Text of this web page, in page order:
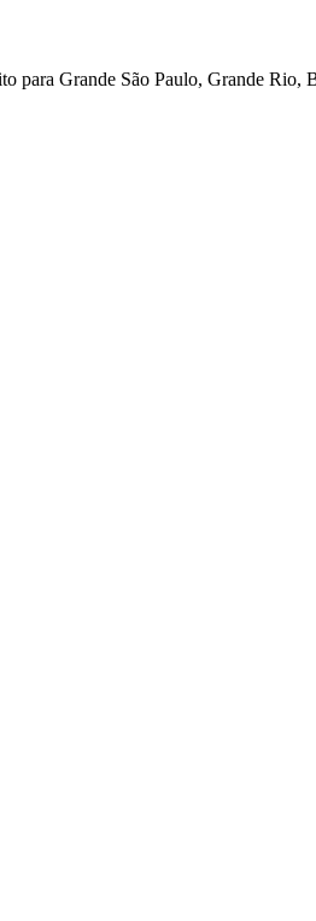
para Grande São Paulo, Grande Rio,